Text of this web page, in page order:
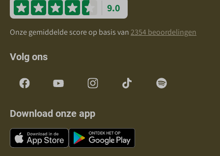
9.0
Onze gemiddelde score op basis van2354 beoordelingen
Volg ons
Download onze app